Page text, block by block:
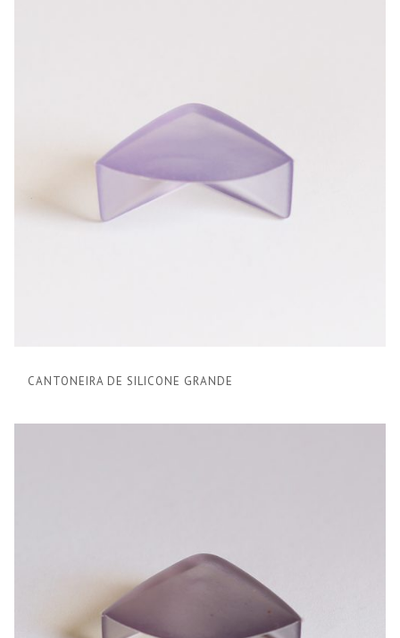
CANTONEIRA DE SILICONE GRANDE